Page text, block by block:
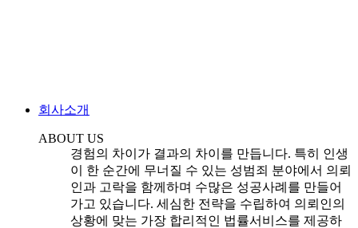
회사소개
ABOUT US
경험의 차이가 결과의 차이를 만듭니다. 특히 인생
이 한 순간에 무너질 수 있는 성범죄 분야에서 의뢰
인과 고락을 함께하며 수많은 성공사례를 만들어
가고 있습니다. 세심한 전략을 수립하여 의뢰인의
상황에 맞는 가장 합리적인 법률서비스를 제공하